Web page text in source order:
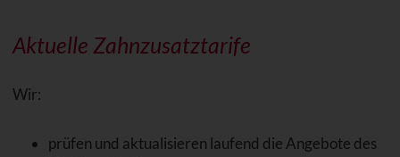
Aktuelle Zahnzusatztarife
Wir:
prüfen und aktualisieren laufend die Angebote des